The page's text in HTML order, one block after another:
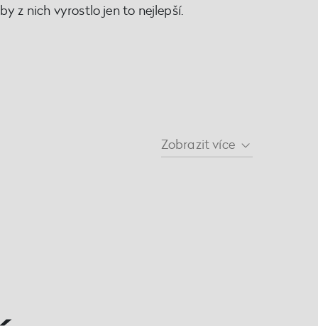
z nich vyrostlo jen to nejlepší.
Zobrazitvíce